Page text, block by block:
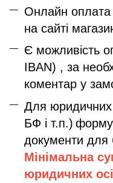
Онлайн оплата
на сайті
Є можливість
IBAN) , за
коментар у
Для юридичних
БФ і т.п.)
документи для
Мінімальна
юридичних